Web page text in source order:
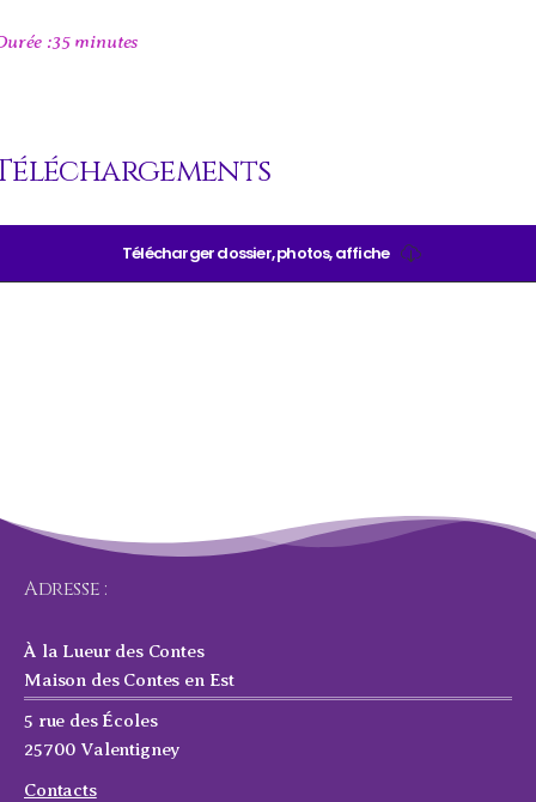
:35 minutes
Télécharger dossier, photos, affiche
Adresse :
À la Lueur des Contes
Maison des Contes en Est
5 rue des Écoles
25700 Valentigney
Contacts